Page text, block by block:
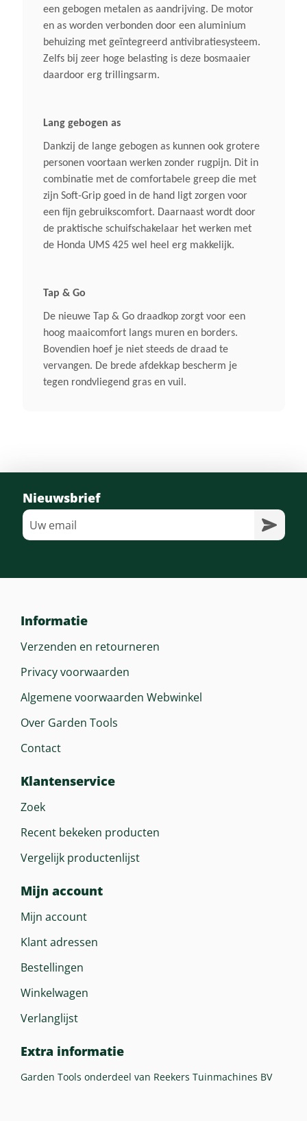
een gebogen metalen as aandrijving. De motor
en as worden verbonden door een aluminium
behuizing met geïntegreerd antivibratiesysteem.
Zelfs bij zeer hoge belasting is deze bosmaaier
daardoor erg trillingsarm.
Lang gebogen as
Dankzij de lange gebogen as kunnen ook grotere
personen voortaan werken zonder rugpijn. Dit in
combinatie met de comfortabele greep die met
zijn Soft-Grip goed in de hand ligt zorgen voor
een fijn gebruikscomfort. Daarnaast wordt door
de praktische schuifschakelaar het werken met
de Honda UMS 425 wel heel erg makkelijk.
Tap & Go
De nieuwe Tap & Go draadkop zorgt voor een
hoog maaicomfort langs muren en borders.
Bovendien hoef je niet steeds de draad te
vervangen. De brede afdekkap bescherm je
tegen rondvliegend gras en vuil.
Start
Gemakkelijk Via Startkoord
Gewicht (droog)
Gebogen Steel
Stuurboom
Beugelhandgreep
Afmeting In Cm
1.708 X 223 X 413 LxBxH
Inhoud Brandstoftank
Nieuwsbrief
Informatie
Verzenden en retourneren
Privacy voorwaarden
Algemene voorwaarden Webwinkel
Over Garden Tools
Contact
Klantenservice
Zoek
Recent bekeken producten
Vergelijk productenlijst
Mijn account
Mijn account
Klant adressen
Bestellingen
Winkelwagen
Verlanglijst
Extra informatie
Garden Tools onderdeel van Reekers Tuinmachines BV